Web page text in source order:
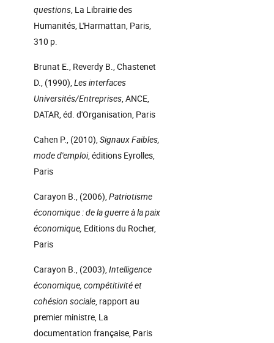
questions, La Librairie des
Humanités, L'Harmattan, Paris,
310 p.
Brunat E., Reverdy B., Chastenet
D., (1990),Les interfaces
Universités/Entreprises, ANCE,
DATAR, éd. d'Organisation, Paris
Cahen P., (2010),Signaux Faibles,
mode d'emploi, éditions Eyrolles,
Paris
Carayon B., (2006),Patriotisme
économique : de la guerre à la paix
économique, Editions du Rocher,
Paris
Carayon B., (2003),Intelligence
économique, compétitivité et
cohésion sociale, rapport au
premier ministre, La
documentation française, Paris